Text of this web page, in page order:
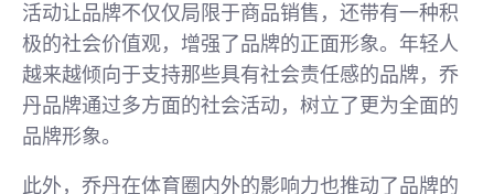
活动让品牌不仅仅局限于商品销售，还带有一种积
极的社会价值观，增强了品牌的正面形象。年轻人
越来越倾向于支持那些具有社会责任感的品牌，乔
丹品牌通过多方面的社会活动，树立了更为全面的
品牌形象。
此外，乔丹在体育圈内外的影响力也推动了品牌的